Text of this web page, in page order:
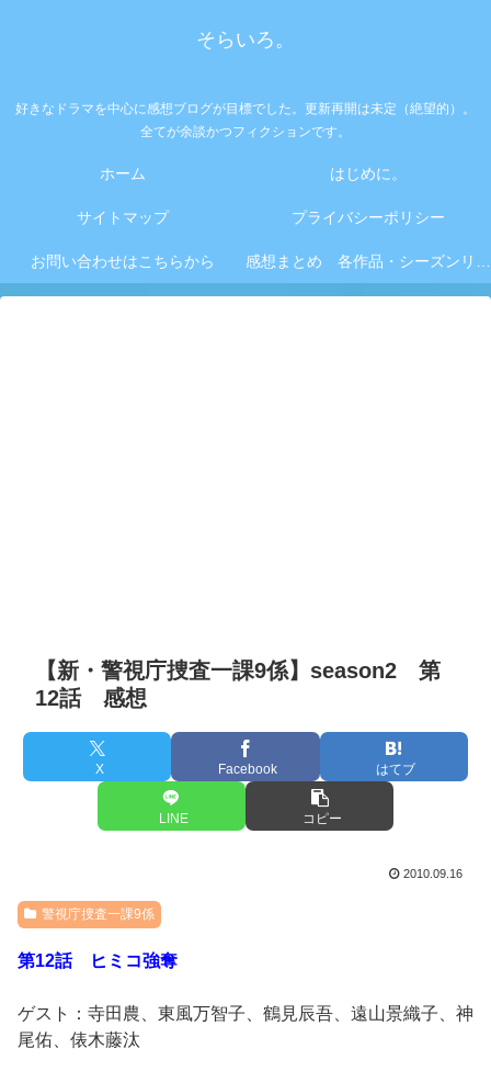
そらいろ。
好きなドラマを中心に感想ブログが目標でした。更新再開は未定（絶望的）。
全てが余談かつフィクションです。
ホーム はじめに。
サイトマップ プライバシーポリシー
お問い合わせはこちらから 感想まとめ 各作品・シーズンリンク集
【新・警視庁捜査一課9係】season2 第
12話 感想
X Facebook はてブ
LINE コピー
2010.09.16
警視庁捜査一課9係
第12話 ヒミコ強奪
ゲスト：寺田農、東風万智子、鶴見辰吾、遠山景織子、神
尾佑、俵木藤汰